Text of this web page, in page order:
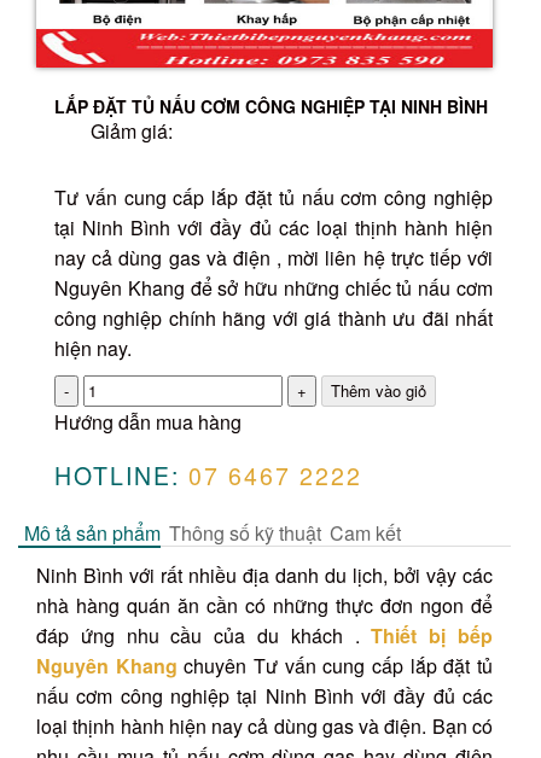
LẮP ĐẶT TỦ NẤU CƠM CÔNG NGHIỆP TẠI NINH BÌNH
Giảm giá:
Tư vấn cung cấp lắp đặt tủ nấu cơm công nghiệp
tại Ninh Bình với đầy đủ các loại thịnh hành hiện
nay cả dùng gas và điện , mời liên hệ trực tiếp với
Nguyên Khang để sở hữu những chiếc tủ nấu cơm
công nghiệp chính hãng với giá thành ưu đãi nhất
hiện nay.
Số
lượng
Hướng dẫn mua hàng
HOTLINE: 07 6467 2222
Mô tả sản phẩm Thông số kỹ thuật Cam kết
Ninh Bình với rất nhiều địa danh du lịch, bởi vậy các
nhà hàng quán ăn cần có những thực đơn ngon để
đáp ứng nhu cầu của du khách .Thiết bị bếp
Nguyên Khang chuyên Tư vấn cung cấp lắp đặt tủ
nấu cơm công nghiệp tại Ninh Bình với đầy đủ các
loại thịnh hành hiện nay cả dùng gas và điện. Bạn có